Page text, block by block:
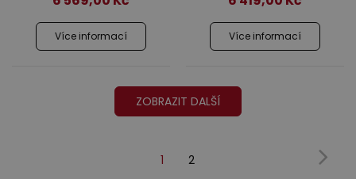
Více informací Více informací
ZOBRAZIT DALŠÍ
1 2